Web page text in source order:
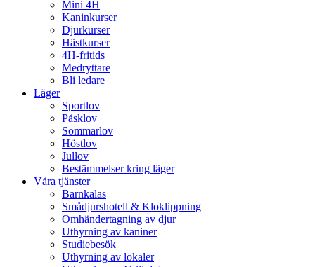
Mini 4H
Kaninkurser
Djurkurser
Hästkurser
4H-fritids
Medryttare
Bli ledare
Läger
Sportlov
Påsklov
Sommarlov
Höstlov
Jullov
Bestämmelser kring läger
Våra tjänster
Barnkalas
Smådjurshotell & Kloklippning
Omhändertagning av djur
Uthyrning av kaniner
Studiebesök
Uthyrning av lokaler